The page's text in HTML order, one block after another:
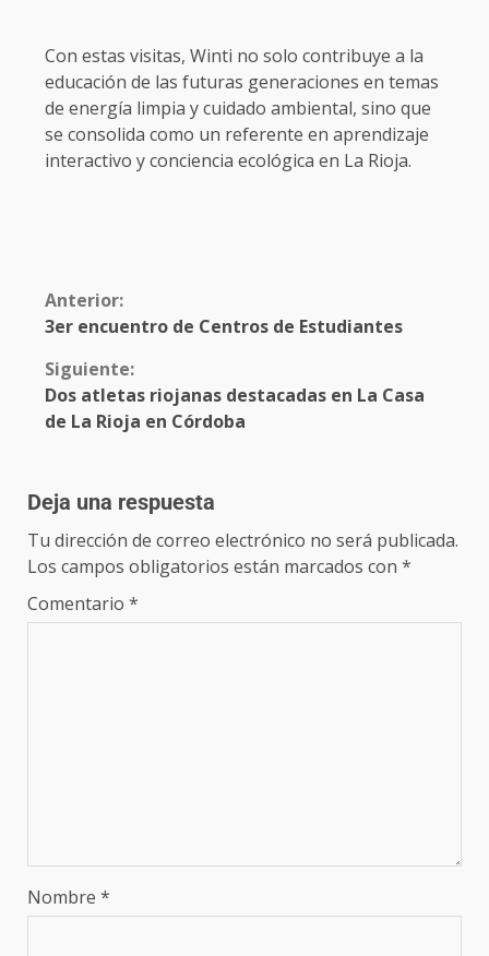
Con estas visitas, Winti no solo contribuye a la
educación de las futuras generaciones en temas
de energía limpia y cuidado ambiental, sino que
se consolida como un referente en aprendizaje
interactivo y conciencia ecológica en La Rioja.
Anterior:
3er encuentro de Centros de Estudiantes
Siguiente:
Dos atletas riojanas destacadas en La Casa
de La Rioja en Córdoba
Deja una respuesta
Tu dirección de correo electrónico no será publicada.
Los campos obligatorios están marcados con *
Comentario *
Nombre *